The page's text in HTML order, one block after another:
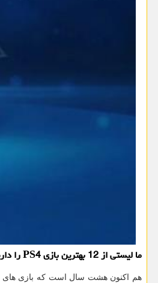
ما لیستی از 12 بهترین بازی PS4 را داریم که می توانید بازی کنید. اگر برای اولین بار است که یک پلی استیشن می گیرید، یا سعی می کنید بازیهای ps4 را که بازی نکرده اید را بازی کنید این لیست برای شما مناسب است.
هم اکنون هشت سال است که بازی های